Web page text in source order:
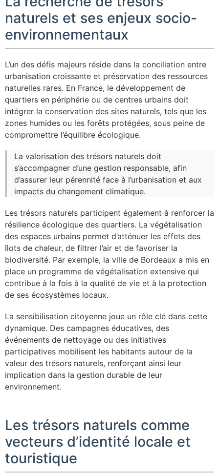
naturels et ses enjeux socio-
environnementaux
L’un des défis majeurs réside dans la conciliation entre
urbanisation croissante et préservation des ressources
naturelles rares. En France, le développement de
quartiers en périphérie ou de centres urbains doit
intégrer la conservation des sites naturels, tels que les
zones humides ou les forêts protégées, sous peine de
compromettre l’équilibre écologique.
La valorisation des trésors naturels doit
s’accompagner d’une gestion responsable, afin
d’assurer leur pérennité face à l’urbanisation et aux
impacts du changement climatique.
Les trésors naturels participent également à renforcer la
résilience écologique des quartiers. La végétalisation
des espaces urbains permet d’atténuer les effets des
îlots de chaleur, de filtrer l’air et de favoriser la
biodiversité. Par exemple, la ville de Bordeaux a mis en
place un programme de végétalisation extensive qui
contribue à la fois à la qualité de vie et à la protection
de ses écosystèmes locaux.
La sensibilisation citoyenne joue un rôle clé dans cette
dynamique. Des campagnes éducatives, des
événements de nettoyage ou des initiatives
participatives mobilisent les habitants autour de la
valeur des trésors naturels, renforçant ainsi leur
implication dans la gestion durable de leur
environnement.
Les trésors naturels comme
vecteurs d’identité locale et
touristique